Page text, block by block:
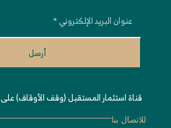
أرسل
قناة استثمار المستقبل (وقف الأوقاف) على WHATSAPP
للاتصال بنا